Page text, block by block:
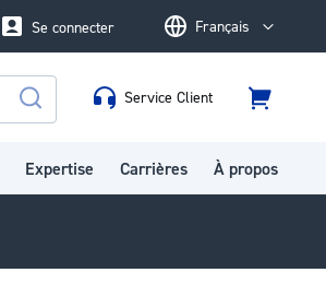
LanguageFrançais
Se connecter
Service Client
Panier
Expertise Carrières À propos